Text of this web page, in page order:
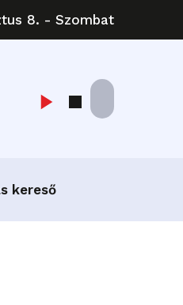
8. - Szombat
kereső